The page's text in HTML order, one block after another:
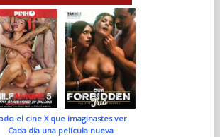
el cine X que imaginastes ver.
Cada día una película nueva